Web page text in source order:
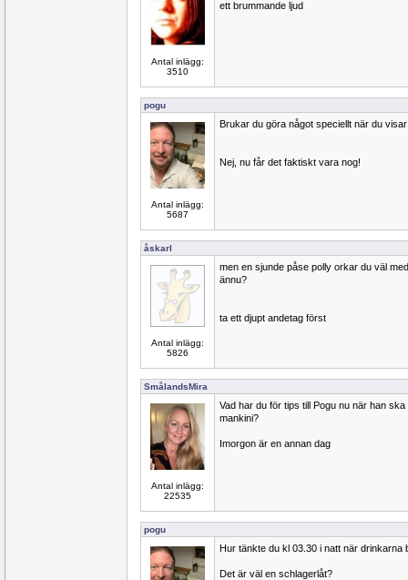
Antal inlägg:
3510
ett brummande ljud
pogu
Antal inlägg:
5687
Brukar du göra något speciellt när du
Nej, nu får det faktiskt vara nog!
åskarl
Antal inlägg:
5826
men en sjunde påse polly orkar du väl med
ännu?
ta ett djupt andetag först
SmålandsMira
Antal inlägg:
22535
Vad har du för tips till Pogu nu när han
mankini?
Imorgon är en annan dag
pogu
Hur tänkte du kl 03.30 i natt när
Det är väl en schlagerlåt?